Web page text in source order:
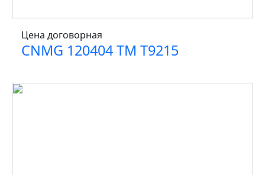
Цена договорная
CNMG 120404 TM T9215